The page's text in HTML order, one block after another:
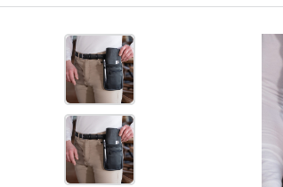
Bildergalerie überspringen